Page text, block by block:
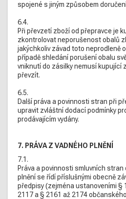
spojené s jiným způsobem
6.4.
Při převzetí zboží od přepravce je
zkontrolovat neporušenost obalů
jakýchkoliv závad toto neprodleně
případě shledání porušení obalu
vniknutí do zásilky nemusí kupující
převzít.
6.5.
Další práva a povinnosti stran při
upravit zvláštní dodací podmínky
prodávajícím vydány.
7. PRÁVA Z VADNÉHO PLNĚNÍ
7.1.
Práva a povinnosti smluvních stran
plnění se řídí příslušnými obecně
předpisy (zejména ustanoveními §
2117 a § 2161 až 2174